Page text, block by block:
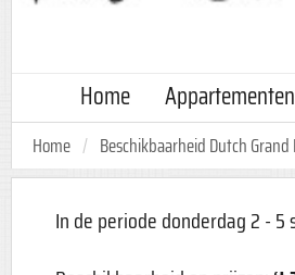
Home Appartementen
Home Beschikbaarheid Dutch Grand
In de periode donderdag 2 -